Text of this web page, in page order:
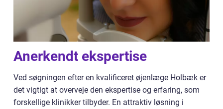
Anerkendt ekspertise
Ved søgningen efter en kvalificeret øjenlæge Holbæk er
det vigtigt at overveje den ekspertise og erfaring, som
forskellige klinikker tilbyder. En attraktiv løsning i